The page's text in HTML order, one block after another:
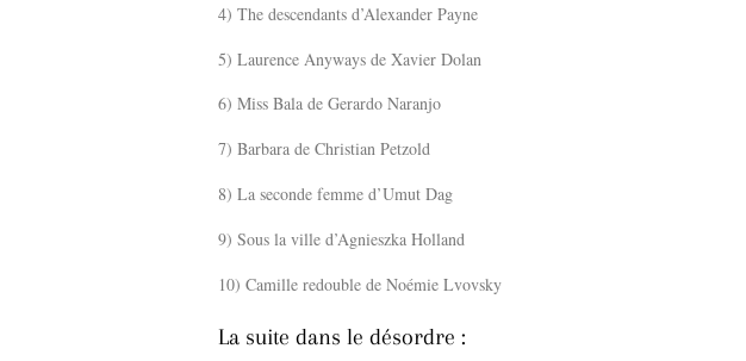
4) The descendants d’Alexander Payne
5) Laurence Anyways de Xavier Dolan
6) Miss Bala de Gerardo Naranjo
7) Barbara de Christian Petzold
8) La seconde femme d’Umut Dag
9) Sous la ville d’Agnieszka Holland
10) Camille redouble de Noémie Lvovsky
La suite dans le désordre :